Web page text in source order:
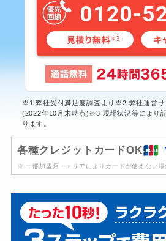
0120-
※1 弊社受付満足度調査より※2 弊社運営サ
(2022年10月末時点)※3 現場状況等により
ります。
各種クレジットカードOK
※ 一部加盟店・エリアによりカードが使えない場